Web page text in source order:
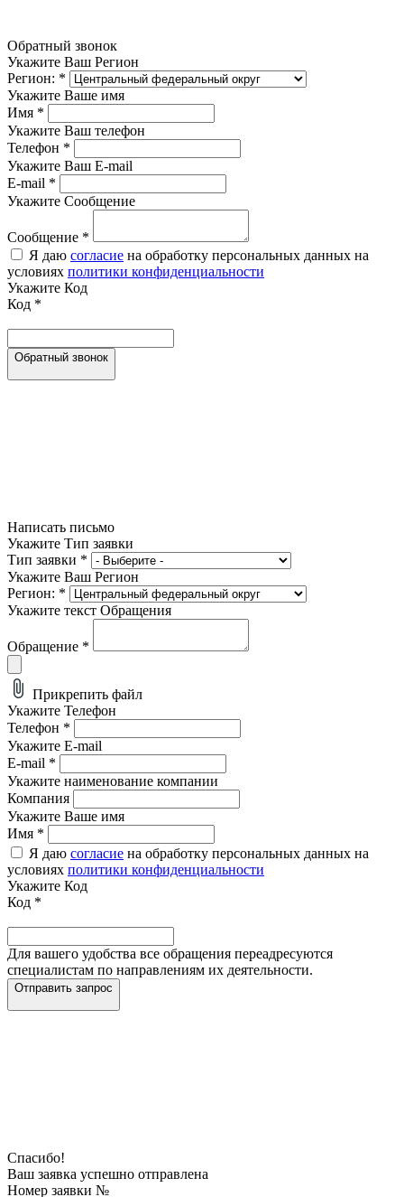
Обратный звонок
Укажите Ваш Регион
Регион: *
Укажите Ваше имя
Имя *
Укажите Ваш телефон
Телефон *
Укажите Ваш E-mail
E-mail *
Укажите Сообщение
Сообщение *
Я даю согласие на обработку персональных данных на
условиях политики конфиденциальности
Укажите Код
Код *
Обратный звонок
Написать письмо
Укажите Тип заявки
Тип заявки *
Укажите Ваш Регион
Регион: *
Укажите текст Обращения
Обращение *
Прикрепить файл
Укажите Телефон
Телефон *
Укажите E-mail
E-mail *
Укажите наименование компании
Компания
Укажите Ваше имя
Имя *
Я даю согласие на обработку персональных данных на
условиях политики конфиденциальности
Укажите Код
Код *
Для вашего удобства все обращения переадресуются
специалистам по направлениям их деятельности.
Отправить запрос
Спасибо!
Ваш заявка успешно отправлена
Номер заявки №